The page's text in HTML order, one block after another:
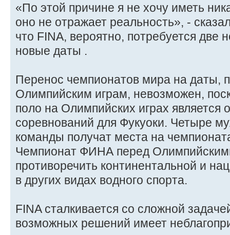
«По этой причине я не хочу иметь
оно не отражает реальность», -
что FINA, вероятно, потребуется две
новые даты .
Перенос чемпионатов мира на даты,
Олимпийским играм, невозможен,
поло на Олимпийских играх является
соревнований для Фукуоки. Четыре
команды получат места на
Чемпионат ФИНА перед
противоречить континентальной и
в других видах водного спорта.
FINA сталкивается со сложной
возможных решений имеет